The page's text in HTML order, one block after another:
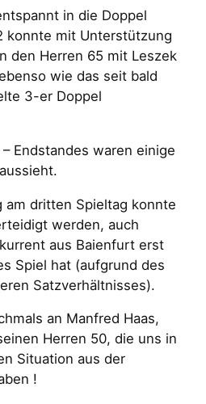
in die Doppel
konnte mit Unterstützung
den Herren 65 mit Leszek
wie das seit bald
3-er Doppel
Endstandes waren einige
am dritten Spieltag konnte
werden, auch
aus Baienfurt erst
Spiel hat (aufgrund des
Satzverhältnisses).
an Manfred Haas,
Herren 50, die uns in
Situation aus der
!